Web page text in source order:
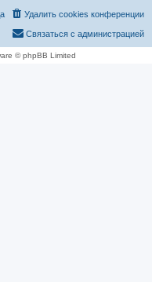
Удалить cookies конференции
Связаться с администрацией
© phpBB Limited